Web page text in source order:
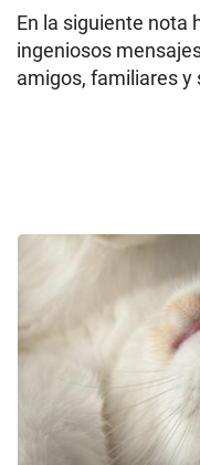
En la siguiente nota
ingeniosos
amigos, familiares y